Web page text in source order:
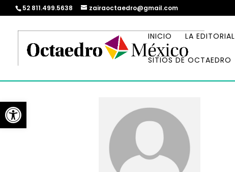
Abrir barra de herramientas
52 811.499.5638 zairaoctaedro@gmail.com
INICIO LA EDITORIAL
SITIOS DE OCTAEDRO